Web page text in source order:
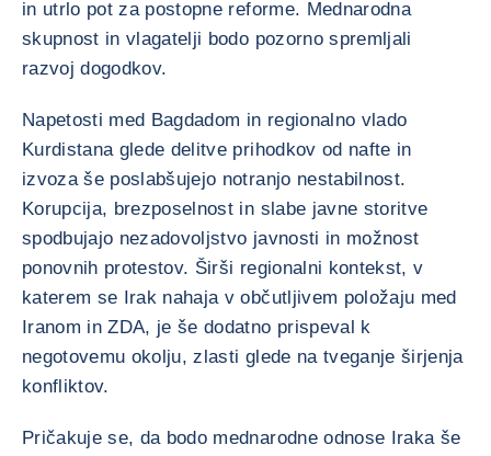
in utrlo pot za postopne reforme. Mednarodna
skupnost in vlagatelji bodo pozorno spremljali
razvoj dogodkov.
Napetosti med Bagdadom in regionalno vlado
Kurdistana glede delitve prihodkov od nafte in
izvoza še poslabšujejo notranjo nestabilnost.
Korupcija, brezposelnost in slabe javne storitve
spodbujajo nezadovoljstvo javnosti in možnost
ponovnih protestov. Širši regionalni kontekst, v
katerem se Irak nahaja v občutljivem položaju med
Iranom in ZDA, je še dodatno prispeval k
negotovemu okolju, zlasti glede na tveganje širjenja
konfliktov.
Pričakuje se, da bodo mednarodne odnose Iraka še